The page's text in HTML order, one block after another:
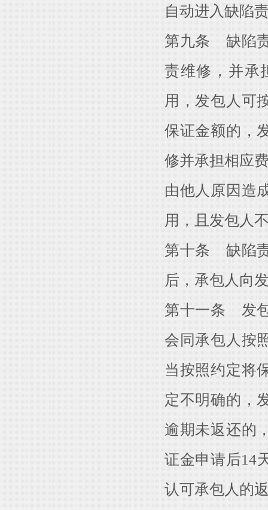
自动进入缺陷
第九条 缺陷
责维修，并承
用，发包人可
保证金额的，
修并承担相应
由他人原因造
用，且发包人
第十条 缺陷
后，承包人向
第十一条 发
会同承包人按
当按照约定将
定不明确的，
逾期未返还的
证金申请后14
认可承包人的